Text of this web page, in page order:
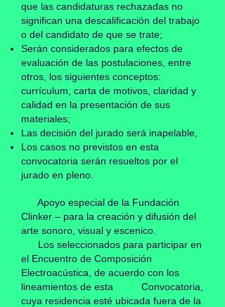
que las candidaturas rechazadas no
significan una descalificación del trabajo
o del candidato de que se trate;
Serán considerados para efectos de
evaluación de las postulaciones, entre
otros, los siguientes conceptos:
currículum, carta de motivos, claridad y
calidad en la presentación de sus
materiales;
Las decisión del jurado será inapelable,
Los casos no previstos en esta
convocatoria serán resueltos por el
jurado en pleno.
Apoyo especial de la Fundación
Clinker – para la creación y difusión del
arte sonoro, visual y escenico.
Los seleccionados para participar en
el Encuentro de Composición
Electroacústica, de acuerdo con los
lineamientos de esta Convocatoria,
cuya residencia esté ubicada fuera de la